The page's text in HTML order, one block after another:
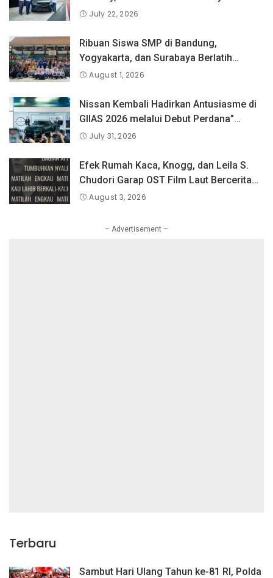
Indonesia yang Dipercaya Lebih dari 1,3
July 22, 2026
Ribuan Siswa SMP di Bandung,
Yogyakarta, dan Surabaya Berlatih
Langsung Bersama Atlet Voli Nasional di
Nation 2026.
August 1, 2026
Nissan Kembali Hadirkan Antusiasme di
GIIAS 2026 melalui Debut Perdana”
Fairlady Z di Indonesia”
July 31, 2026
Efek Rumah Kaca, Knogg, dan Leila S.
Chudori Garap OST Film Laut Bercerita
Berjudul Matilah Kau Mati
August 3, 2026
– Advertisement –
Terbaru
Sambut Hari Ulang Tahun ke-81 RI, Polda